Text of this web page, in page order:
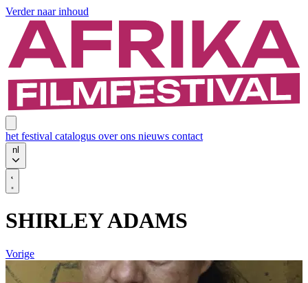
Verder naar inhoud
het festival catalogus over ons nieuws contact
nl
SHIRLEY ADAMS
Vorige